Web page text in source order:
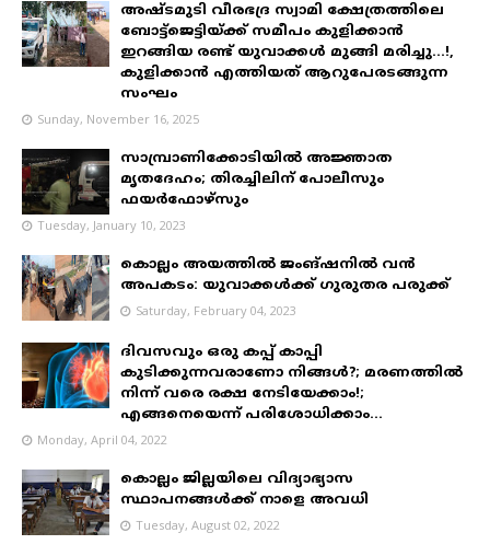
അഷ്ടമുടി വീരഭദ്ര സ്വാമി ക്ഷേത്രത്തിലെ
ബോട്ട്ജെട്ടിയ്ക്ക് സമീപം കുളിക്കാൻ
ഇറങ്ങിയ രണ്ട് യുവാക്കൾ മുങ്ങി മരിച്ചു...!,
കുളിക്കാൻ എത്തിയത് ആറുപേരടങ്ങുന്ന
സംഘം
Sunday, November 16, 2025
സാമ്പ്രാണിക്കോടിയിൽ അജ്ഞാത
മൃതദേഹം; തിരച്ചിലിന് പോലീസും
ഫയർഫോഴ്‌സും
Tuesday, January 10, 2023
കൊല്ലം അയത്തിൽ ജംങ്ഷനിൽ വൻ
അപകടം: യുവാക്കൾക്ക് ഗുരുതര പരുക്ക്
Saturday, February 04, 2023
ദിവസവും ഒരു കപ്പ് കാപ്പി
കുടിക്കുന്നവരാണോ നിങ്ങൾ?; മരണത്തിൽ
നിന്ന് വരെ രക്ഷ നേടിയേക്കാം!;
എങ്ങനെയെന്ന് പരിശോധിക്കാം...
Monday, April 04, 2022
കൊല്ലം ജില്ലയിലെ വിദ്യാഭ്യാസ
സ്ഥാപനങ്ങൾക്ക് നാളെ അവധി
Tuesday, August 02, 2022